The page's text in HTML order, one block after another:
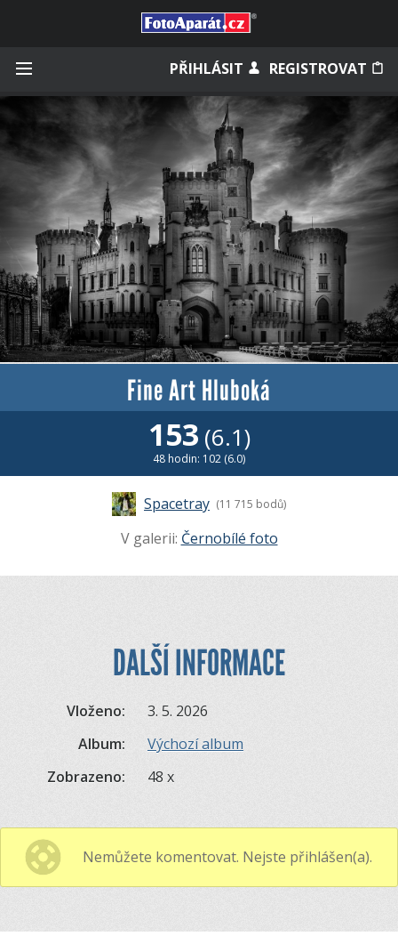
PŘIHLÁSIT REGISTROVAT
Zapamatovat
Zapomněli jste heslo?
Měli jste účet na starém webu?
Fine Art Hluboká
153 (6.1)
48 hodin: 102 (6.0)
Spacetray (11 715 bodů)
V galerii: Černobílé foto
DALŠÍ INFORMACE
Vloženo:
3. 5. 2026
Album:
Výchozí album
Zobrazeno:
48 x
Nemůžete komentovat. Nejste přihlášen(a).